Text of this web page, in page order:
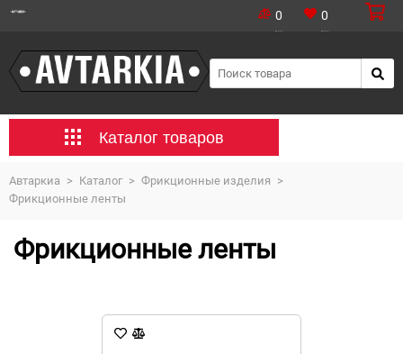
0 0
Каталог товаров
Автаркиа > Каталог > Фрикционные изделия >
Фрикционные ленты
Фрикционные ленты